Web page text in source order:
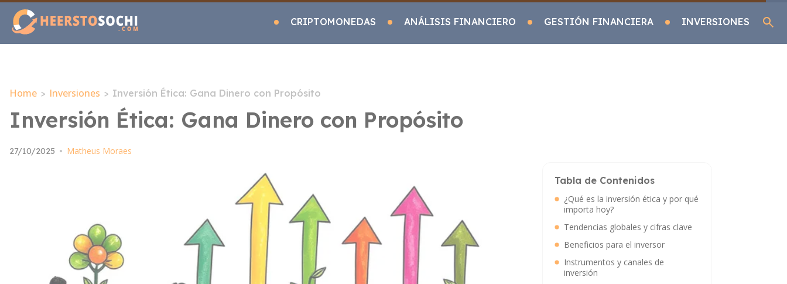
CRIPTOMONEDAS ANÁLISIS FINANCIERO GESTIÓN FINANCIERA INVERSIONES
Home > Inversiones > Inversión Ética: Gana Dinero con Propósito
Inversión Ética: Gana Dinero con Propósito
27/10/2025 • Matheus Moraes
Tabla de Contenidos
¿Qué es la inversión ética y por qué
importa hoy?
Tendencias globales y cifras clave
Beneficios para el inversor
Instrumentos y canales de
inversión